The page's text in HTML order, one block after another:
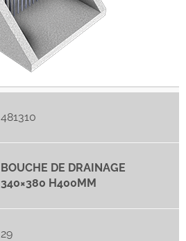
481310
BOUCHE DE DRAINAGE
340×380 H400MM
29